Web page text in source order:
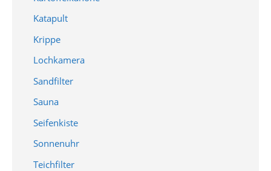
Katapult
Krippe
Lochkamera
Sandfilter
Sauna
Seifenkiste
Sonnenuhr
Teichfilter